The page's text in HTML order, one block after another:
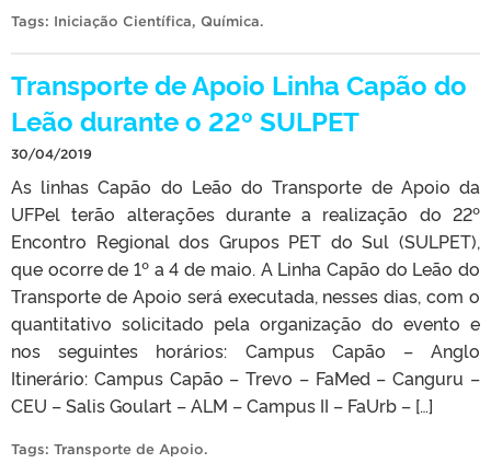
Tags: Iniciação Científica, Química.
Transporte de Apoio Linha Capão do
Leão durante o 22º SULPET
30/04/2019
As linhas Capão do Leão do Transporte de Apoio da
UFPel terão alterações durante a realização do 22º
Encontro Regional dos Grupos PET do Sul (SULPET),
que ocorre de 1º a 4 de maio. A Linha Capão do Leão do
Transporte de Apoio será executada, nesses dias, com o
quantitativo solicitado pela organização do evento e
nos seguintes horários: Campus Capão – Anglo
Itinerário: Campus Capão – Trevo – FaMed – Canguru –
CEU – Salis Goulart – ALM – Campus II – FaUrb – […]
Tags: Transporte de Apoio.